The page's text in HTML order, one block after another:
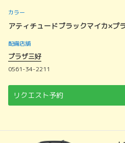
カラー
アティチュードブラックマイカ×プ
配備店舗
プラザ三好
0561-34-2211
リクエスト予約